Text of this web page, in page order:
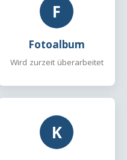
F
Fotoalbum
Wird zurzeit überarbeitet
K